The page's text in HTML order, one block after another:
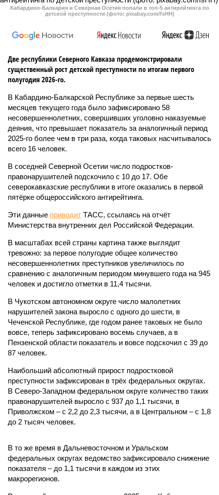
Кабардино-Балкария и Северная Осетия попали в топ-5 антирейтинга по
детской преступности (фото: pixabay.com/fsHH)
Две республики Северного Кавказа продемонстрировали
существенный рост детской преступности по итогам первого
полугодия 2026-го.
В Кабардино-Балкарской Республике за первые шесть
месяцев текущего года было зафиксировано 58
несовершеннолетних, совершивших уголовно наказуемые
деяния, что превышает показатель за аналогичный период
2025-го более чем в три раза, когда таковых насчитывалось
всего 16 человек.
В соседней Северной Осетии число подростков-
правонарушителей подскочило с 10 до 17. Обе
северокавказские республики в итоге оказались в первой
пятёрке общероссийского антирейтинга.
Эти данные приводит ТАСС, ссылаясь на отчёт
Министерства внутренних дел Российской Федерации.
В масштабах всей страны картина также выглядит
тревожно: за первое полугодие общее количество
несовершеннолетних преступников увеличилось по
сравнению с аналогичным периодом минувшего года на 945
человек и достигло отметки в 11,4 тысячи.
В Чукотском автономном округе число малолетних
нарушителей закона выросло с одного до шести, в
Чеченской Республике, где годом ранее таковых не было
вовсе, теперь зафиксировано восемь случаев, а в
Пензенской области показатель и вовсе подскочил с 39 до
87 человек.
Наибольший абсолютный прирост подростковой
преступности зафиксирован в трёх федеральных округах.
В Северо-Западном федеральном округе количество таких
правонарушителей выросло с 937 до 1,1 тысячи, в
Приволжском – с 2,2 до 2,3 тысячи, а в Центральном – с 1,8
до 2 тысяч человек.
В то же время в Дальневосточном и Уральском
федеральных округах ведомство зафиксировало снижение
показателя – до 1,1 тысячи в каждом из этих
макрорегионов.